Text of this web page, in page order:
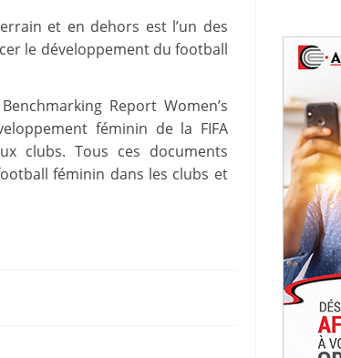
et en dehors est l’un des
le développement du football
Report Women’s
féminin de la FIFA
clubs. Tous ces documents
féminin dans les clubs et